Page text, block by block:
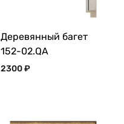
Деревянный багет
152-02.QA
2300₽